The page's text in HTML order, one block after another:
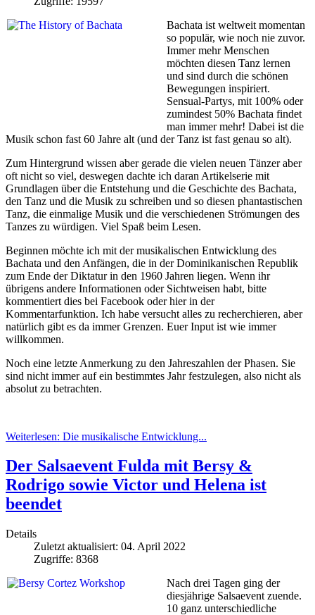
Bachata ist weltweit momentan
so populär, wie noch nie zuvor.
Immer mehr Menschen
möchten diesen Tanz lernen
und sind durch die schönen
Bewegungen inspiriert.
Sensual-Partys, mit 100% oder
zumindest 50% Bachata findet
man immer mehr! Dabei ist die
Musik schon fast 60 Jahre alt (und der Tanz ist fast genau so alt).
Zum Hintergrund wissen aber gerade die vielen neuen Tänzer aber
oft nicht so viel, deswegen dachte ich daran Artikelserie mit
Grundlagen über die Entstehung und die Geschichte des Bachata,
den Tanz und die Musik zu schreiben und so diesen phantastischen
Tanz, die einmalige Musik und die verschiedenen Strömungen des
Tanzes zu würdigen. Viel Spaß beim Lesen.
Beginnen möchte ich mit der musikalischen Entwicklung des
Bachata und den Anfängen, die in der Dominikanischen Republik
zum Ende der Diktatur in den 1960 Jahren liegen. Wenn ihr
übrigens andere Informationen oder Sichtweisen habt, bitte
kommentiert dies bei Facebook oder hier in der
Kommentarfunktion. Ich habe versucht alles zu recherchieren, aber
natürlich gibt es da immer Grenzen. Euer Input ist wie immer
willkommen.
Noch eine letzte Anmerkung zu den Jahreszahlen der Phasen. Sie
sind nicht immer auf ein bestimmtes Jahr festzulegen, also nicht als
absolut zu betrachten.
Weiterlesen: Die musikalische Entwicklung...
Der Salsaevent Fulda mit Bersy &
Rodrigo sowie Victor und Helena ist
beendet
Details
Zuletzt aktualisiert: 04. April 2022
Zugriffe: 8368
Nach drei Tagen ging der
diesjährige Salsaevent zuende.
10 ganz unterschiedliche